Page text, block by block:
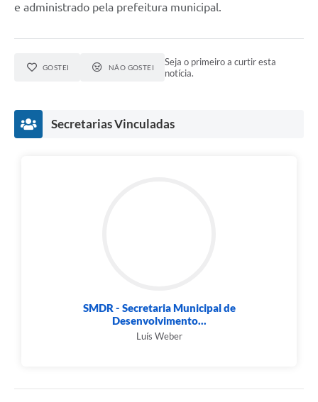
e administrado pela prefeitura municipal.
GOSTEI NÃO GOSTEI
Seja o primeiro a curtir esta
notícia.
Secretarias Vinculadas
SMDR - Secretaria Municipal de
Desenvolvimento...
Luís Weber